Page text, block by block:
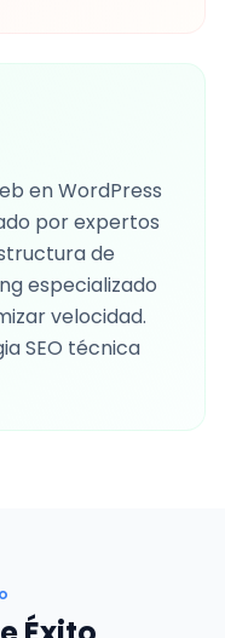
en WordPress
por expertos
de
especializado
velocidad.
SEO técnica